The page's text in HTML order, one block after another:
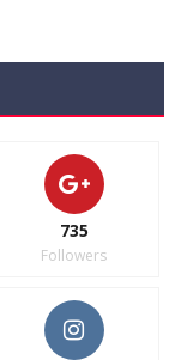
735
Followers